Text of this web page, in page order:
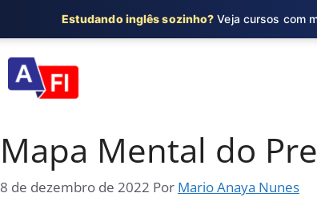
Mapa Mental do
8 de dezembro de 2022 Por Mario Anaya Nunes
Estudando inglês sozinho? Veja cursos com